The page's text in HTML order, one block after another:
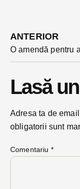
ANTERIOR
Lasă
Adresa ta de
obligatorii sunt
Comentariu *